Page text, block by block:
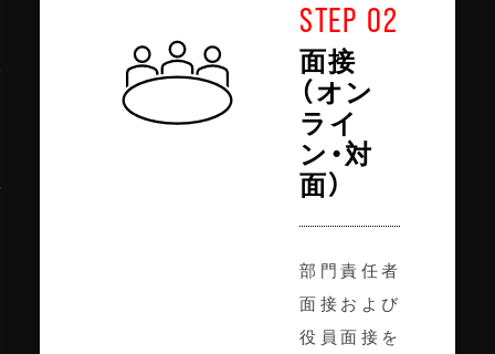
STEP 02
面接
（オン
ライ
ン・対
面）
部門責任者
面接および
役員面接を